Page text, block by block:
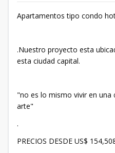
Apartamentos tipo condo
.Nuestro proyecto esta
esta ciudad capital.
"no es lo mismo vivir en una
arte"
.
PRECIOS DESDE US$